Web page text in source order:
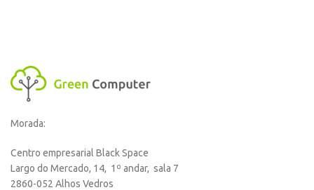
Morada:
Centro empresarial Black Space
Largo do Mercado, 14, 1º andar, sala 7
2860-052 Alhos Vedros